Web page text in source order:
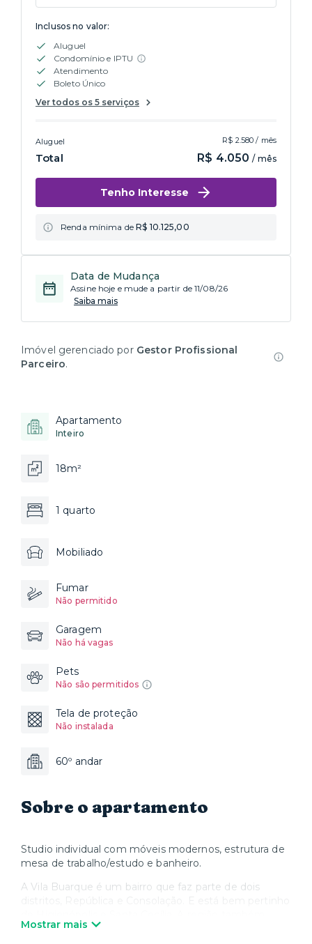
Inclusos no valor:
Aluguel
Condomínio e IPTU
Atendimento
Boleto Único
Ver todos os 5 serviços
Aluguel R$ 2.580 / mês
Total R$ 4.050/ mês
Tenho Interesse
Renda mínima deR$ 10.125,00
Data de Mudança
Assine hoje e mude a partir de 11/08/26
Saiba mais
Imóvel gerenciado por Gestor Profissional
Parceiro.
Apartamento
Inteiro
18m²
1 quarto
Mobiliado
Fumar
Não permitido
Garagem
Não há vagas
Pets
Não são permitidos
Tela de proteção
Não instalada
60º andar
Sobre o apartamento
Studio individual com móveis modernos, estrutura de
mesa de trabalho/estudo e banheiro.
A Vila Buarque é um bairro que faz parte de dois
abriga diversos ícones da arquitetura paulistana. Não à
Mostrar mais